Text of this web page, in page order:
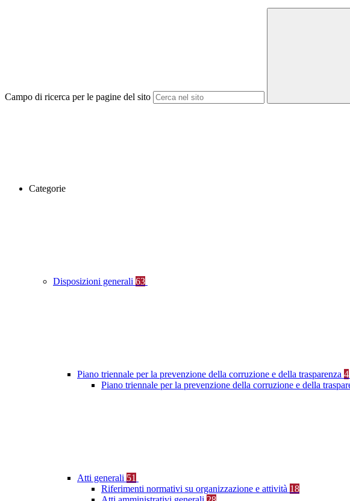
Campo di ricerca per le pagine del sito
Categorie
Disposizioni generali 63
Piano triennale per la prevenzione della corruzione e della trasparenza 4
Piano triennale per la prevenzione della corruzione e della
Atti generali 51
Riferimenti normativi su organizzazione e attività 18